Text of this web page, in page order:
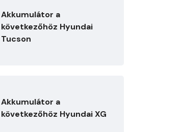
Akkumulátor a
következőhöz Hyundai
Tucson
Akkumulátor a
következőhöz Hyundai XG